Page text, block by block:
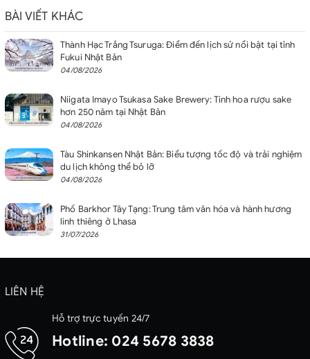
BÀI VIẾT KHÁC
Thành Hạc Trắng Tsuruga: Điểm đến lịch sử nổi bật tại tỉnh
Fukui Nhật Bản
04/08/2026
Niigata Imayo Tsukasa Sake Brewery: Tinh hoa rượu sake
hơn 250 năm tại Nhật Bản
04/08/2026
Tàu Shinkansen Nhật Bản: Biểu tượng tốc độ và trải nghiệm
du lịch không thể bỏ lỡ
04/08/2026
Phố Barkhor Tây Tạng: Trung tâm văn hóa và hành hương
linh thiêng ở Lhasa
31/07/2026
LIÊN HỆ
Hỗ trợ trực tuyến 24/7
Hotline: 024 5678 3838